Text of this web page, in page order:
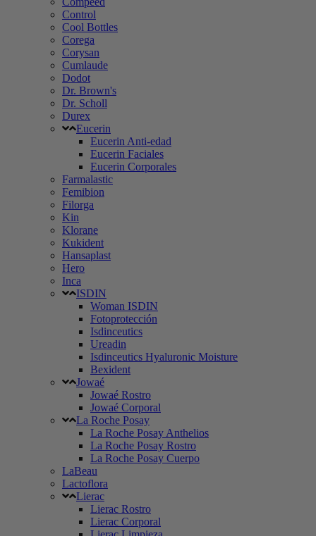
Control
Cool Bottles
Corega
Corysan
Cumlaude
Dodot
Dr. Brown's
Dr. Scholl
Durex
Eucerin
Eucerin Anti-edad
Eucerin Faciales
Eucerin Corporales
Farmalastic
Femibion
Filorga
Kin
Klorane
Kukident
Hansaplast
Hero
Inca
ISDIN
Woman ISDIN
Fotoprotección
Isdinceutics
Ureadin
Isdinceutics Hyaluronic Moisture
Bexident
Jowaé
Jowaé Rostro
Jowaé Corporal
La Roche Posay
La Roche Posay Anthelios
La Roche Posay Rostro
La Roche Posay Cuerpo
LaBeau
Lactoflora
Lierac
Lierac Rostro
Lierac Corporal